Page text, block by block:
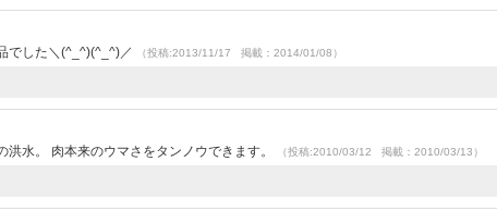
でした＼(^_^)(^_^)／
（投稿:2013/11/17 掲載：2014/01/08）
水。 肉本来のウマさをタンノウできます。
（投稿:2010/03/12 掲載：2010/03/13）